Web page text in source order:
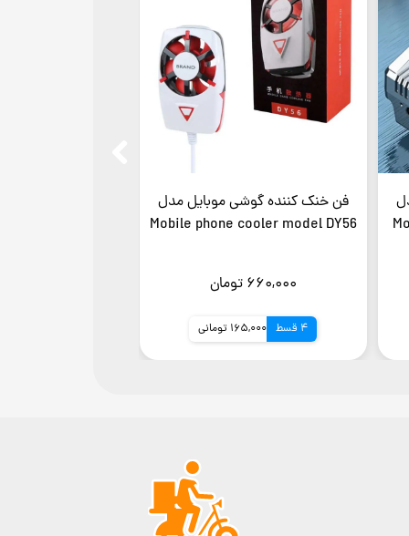
فن خنک کننده گوشی موبایل مدل
Mobile phone cooler model DY56
۶۶۰,۰۰۰ تومان
4 قسط 165,000 تومانی
موبایل مدل
Mobile